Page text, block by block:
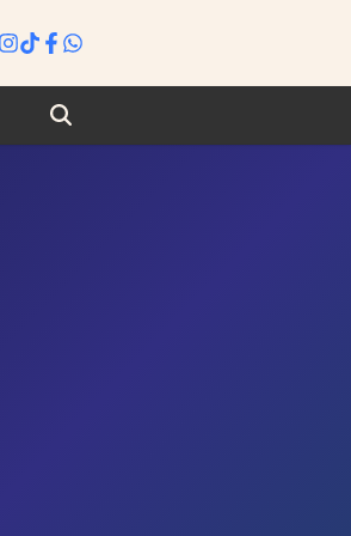
Search